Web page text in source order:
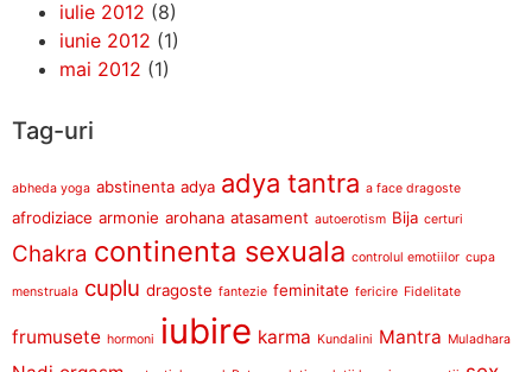
iulie 2012 (8)
iunie 2012 (1)
mai 2012 (1)
Tag-uri
abheda yoga abstinenta adya adya tantra a face dragoste
afrodiziace armonie arohana atasament autoerotism Bija certuri
Chakra continenta sexuala controlul emotiilor cupa
menstruala cuplu dragoste fantezie feminitate fericire Fidelitate
frumusete hormoni iubire karma Kundalini Mantra Muladhara